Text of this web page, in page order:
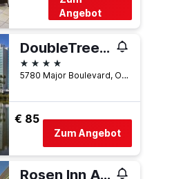
Angebot
DoubleTree by Hilton Hotel at the Entrance to Universal Orlando
4 Sterne
5780 Major Boulevard, Orlando, FL, USA
€ 85
Zum Angebot
Rosen Inn At Pointe Orlando